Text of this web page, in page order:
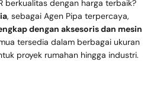
berkualitas dengan harga terbaik?
, sebagai Agen Pipa terpercaya,
dengan aksesoris dan mesin
tersedia dalam berbagai ukuran
proyek rumahan hingga industri.